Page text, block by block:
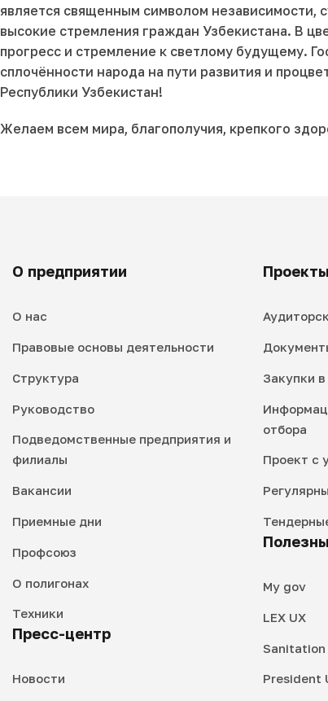
является священным символом независимости,
высокие стремления граждан Узбекистана. В
прогресс и стремление к светлому будущему.
сплочённости народа на пути развития и
Республики Узбекистан!
Желаем всем мира, благополучия, крепкого
О предприятии
О нас
Правовые основы деятельности
Структура
Руководство
Подведомственные предприятия и
филиалы
Вакансии
Приемные дни
Профсоюз
О полигонах
Техники
Пресс-центр
Новости
Проекты
Закупки
отбора
Проект с
My gov
LEX UX
Sanitation
President